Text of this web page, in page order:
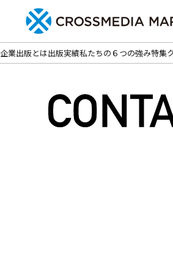
企業出版とは出版実績私たちの６つの強み特集